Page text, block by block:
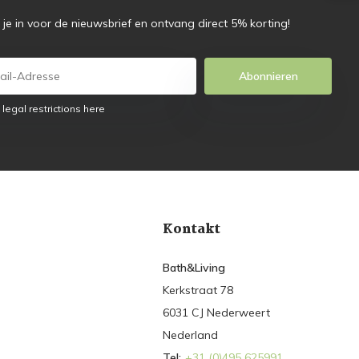
je in voor de nieuwsbrief en ontvang direct 5% korting!
Abonnieren
legal restrictions here
Kontakt
Bath&Living
Kerkstraat 78
6031 CJ Nederweert
Nederland